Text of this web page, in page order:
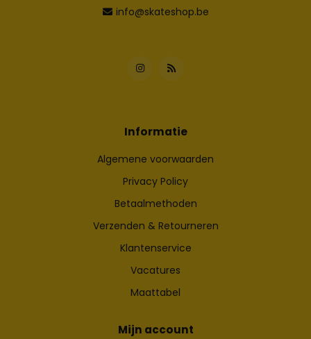
info@skateshop.be
Informatie
Algemene voorwaarden
Privacy Policy
Betaalmethoden
Verzenden & Retourneren
Klantenservice
Vacatures
Maattabel
Mijn account